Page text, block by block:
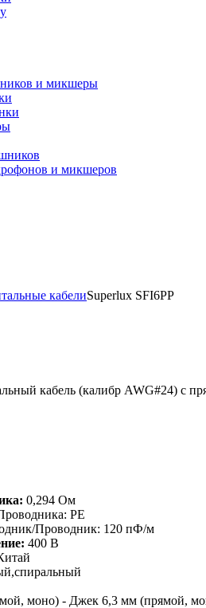
и микшеры
и микшеров
кабелиSuperlux SFI6PP
кабель (калибр AWG#24) с
0,294 Ом
PE
Проводник: 120 пФ/м
400 В
моно) - Джек 6,3 мм (прямой,